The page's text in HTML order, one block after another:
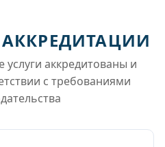
услуги аккредитованы и
с требованиями